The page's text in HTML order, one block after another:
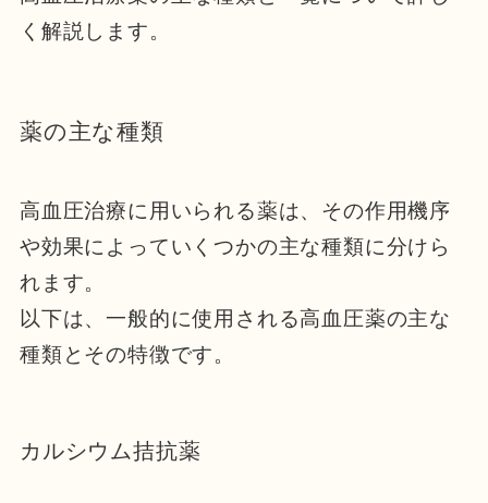
く解説します。
薬の主な種類
高血圧治療に用いられる薬は、その作用機序
や効果によっていくつかの主な種類に分けら
れます。
以下は、一般的に使用される高血圧薬の主な
種類とその特徴です。
カルシウム拮抗薬